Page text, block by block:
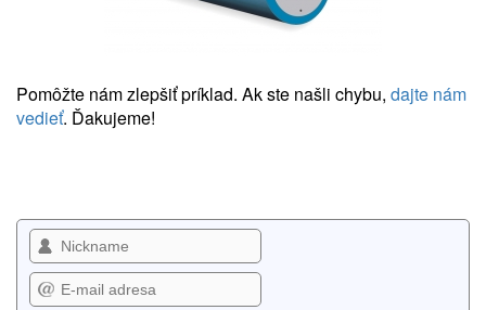
Pomôžte nám zlepšiť príklad. Ak ste našli chybu, dajte nám
vedieť. Ďakujeme!